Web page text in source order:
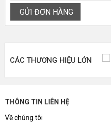
GỬI ĐƠN HÀNG
CÁC THƯƠNG HIỆU LỚN
THÔNG TIN LIÊN HỆ
Về chúng tôi